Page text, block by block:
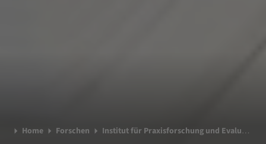
Home Forschen Institut für Praxisforschung und Evaluation